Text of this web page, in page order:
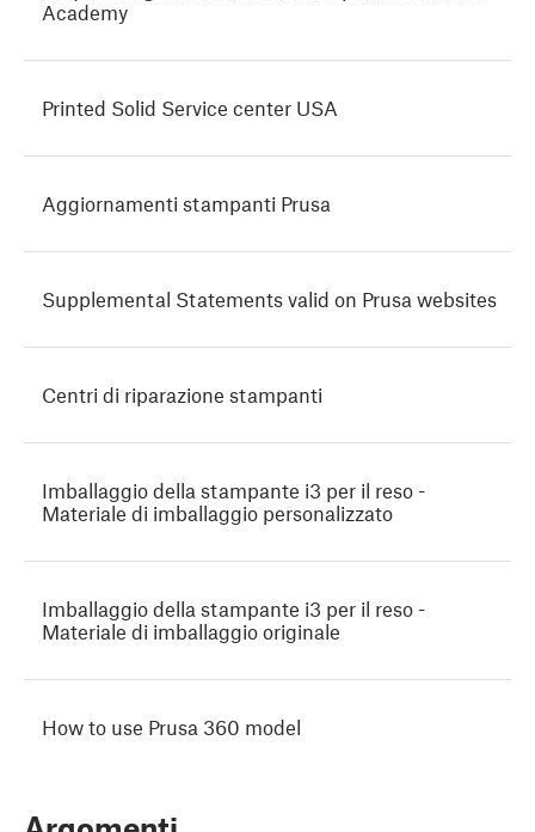
Academy
Printed Solid Service center USA
Aggiornamenti stampanti Prusa
Supplemental Statements valid on Prusa websites
Centri di riparazione stampanti
Imballaggio della stampante i3 per il reso -
Materiale di imballaggio personalizzato
Imballaggio della stampante i3 per il reso -
Materiale di imballaggio originale
How to use Prusa 360 model